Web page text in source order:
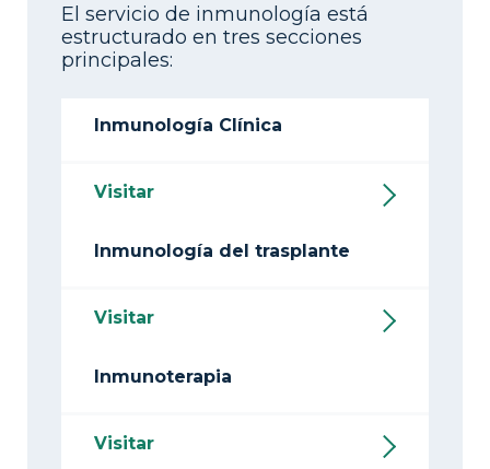
El servicio de inmunología está
estructurado en tres secciones
principales:
Inmunología Clínica
Visitar
Inmunología del trasplante
Visitar
Inmunoterapia
Visitar